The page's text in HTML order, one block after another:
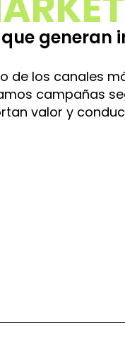
generan
de los canales
campañas
valor y